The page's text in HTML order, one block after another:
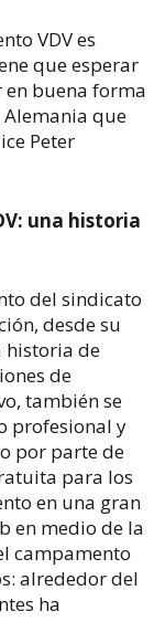
VDV es
que esperar
en buena forma
Alemania que
Peter
una historia
del sindicato
desde su
historia de
de
también se
profesional y
por parte de
para los
en una gran
en medio de la
campamento
alrededor del
ha